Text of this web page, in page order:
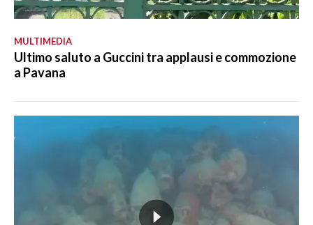
MULTIMEDIA
Ultimo saluto a Guccini tra applausi e commozione
a Pavana